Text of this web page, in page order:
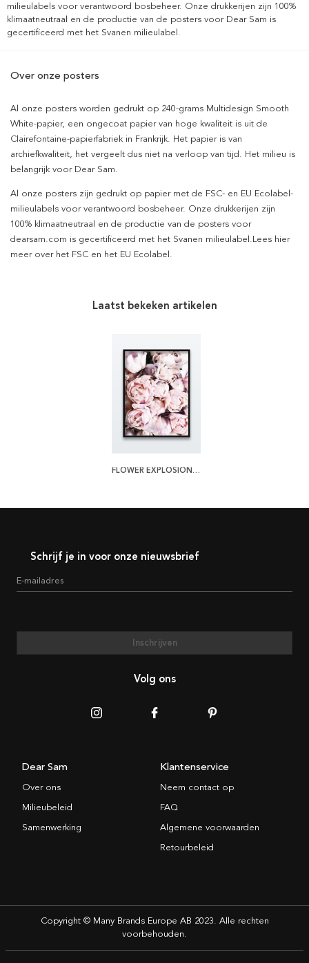
milieulabels voor verantwoord bosbeheer. Onze drukkerijen zijn 100%
klimaatneutraal en de productie van de posters voor Dear Sam is
gecertificeerd met het Svanen milieulabel.
Over onze posters
Al onze posters worden gedrukt op 240-grams Multidesign Smooth
White-papier, een ongecoat papier van hoge kwaliteit is uit de
Clairefontaine-papierfabriek in Frankrijk. Het papier is van
archiefkwaliteit, het vergeelt dus niet na verloop van tijd. Het milieu is
belangrijk voor Dear Sam.
Al onze posters zijn gedrukt op papier met de FSC- en EU Ecolabel-
milieulabels voor verantwoord bosbeheer. Onze drukkerijen zijn
100% klimaatneutraal en de productie van de posters voor
dearsam.com is gecertificeerd met het Svanen milieulabel.Lees hier
meer over het FSC en het EU Ecolabel.
Laatst bekeken artikelen
FLOWER EXPLOSION POSTER
Schrijf je in voor onze nieuwsbrief
E-mailadres
Inschrijven
Volg ons
Dear Sam
Over ons
Milieubeleid
Samenwerking
Klantenservice
Neem contact op
FAQ
Algemene voorwaarden
Retourbeleid
Copyright © Many Brands Europe AB 2023. Alle rechten
voorbehouden.